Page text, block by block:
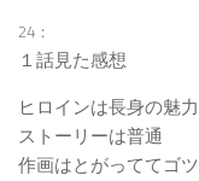
24：
１話見た感想
ヒロインは長身の魅
ストーリーは普通
作画はとがっててゴ